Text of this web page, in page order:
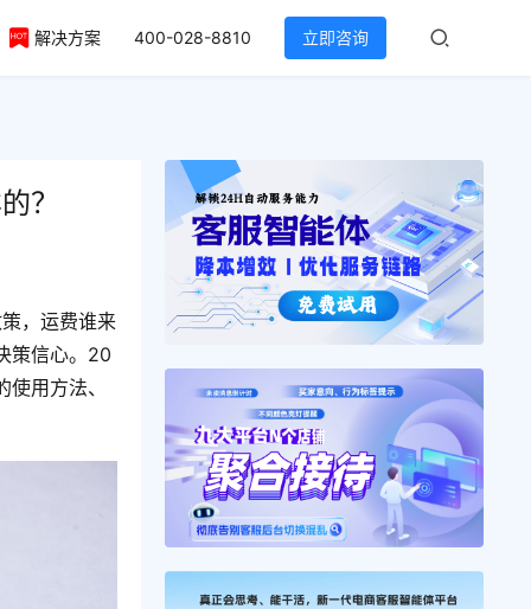
解决方案 400-028-8810 立即咨询
？
，运费谁来
策信心。20
用方法、